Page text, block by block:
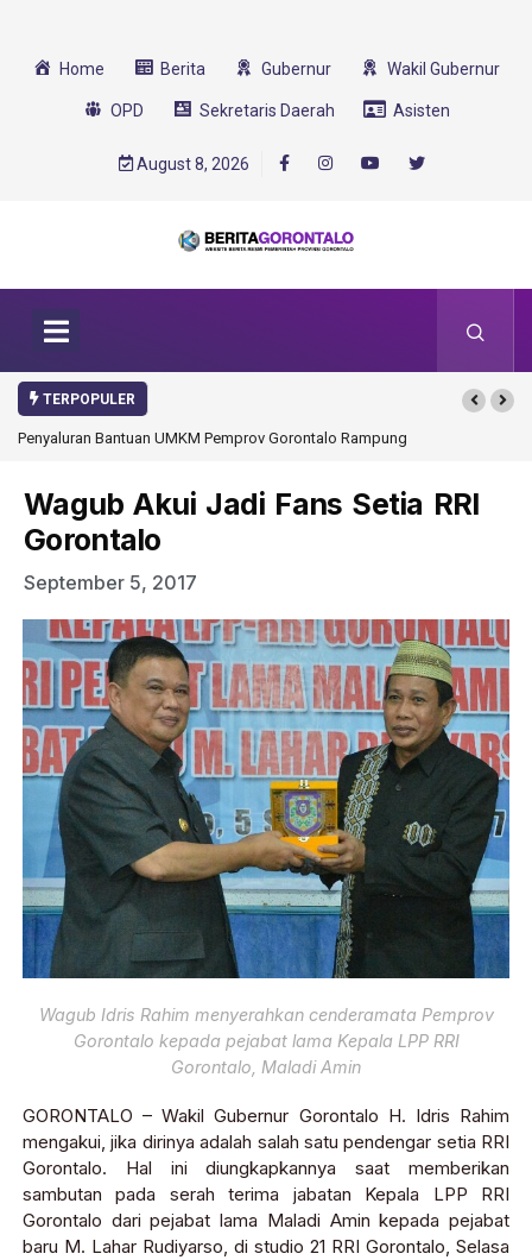
Home Berita Gubernur Wakil Gubernur
OPD Sekretaris Daerah Asisten
August 8, 2026
TERPOPULER
Gorontalo RampungGorontalo Ikut Dukung Program SMA Unggul Garuda
Wagub Akui Jadi Fans Setia RRI
Gorontalo
September 5, 2017
Wagub Idris Rahim menyerahkan cenderamata Pemprov
Gorontalo kepada pejabat lama Kepala LPP RRI
Gorontalo, Maladi Amin
GORONTALO – Wakil Gubernur Gorontalo H. Idris Rahim
mengakui, jika dirinya adalah salah satu pendengar setia RRI
Gorontalo. Hal ini diungkapkannya saat memberikan
sambutan pada serah terima jabatan Kepala LPP RRI
Gorontalo dari pejabat lama Maladi Amin kepada pejabat
baru M. Lahar Rudiyarso, di studio 21 RRI Gorontalo, Selasa